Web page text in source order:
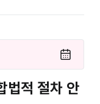
법적 절차 안